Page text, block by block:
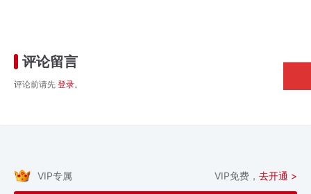
评论留言
评论前请先 登录。
VIP专属 VIP免费， 去开通 >